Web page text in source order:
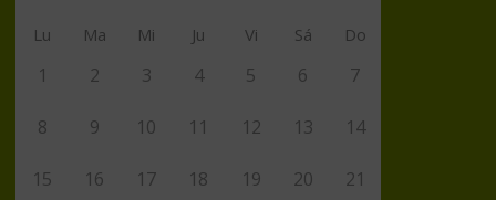
Lu Ma Mi Ju Vi Sá Do
1 2 3 4 5 6 7
8 9 10 11 12 13 14
15 16 17 18 19 20 21